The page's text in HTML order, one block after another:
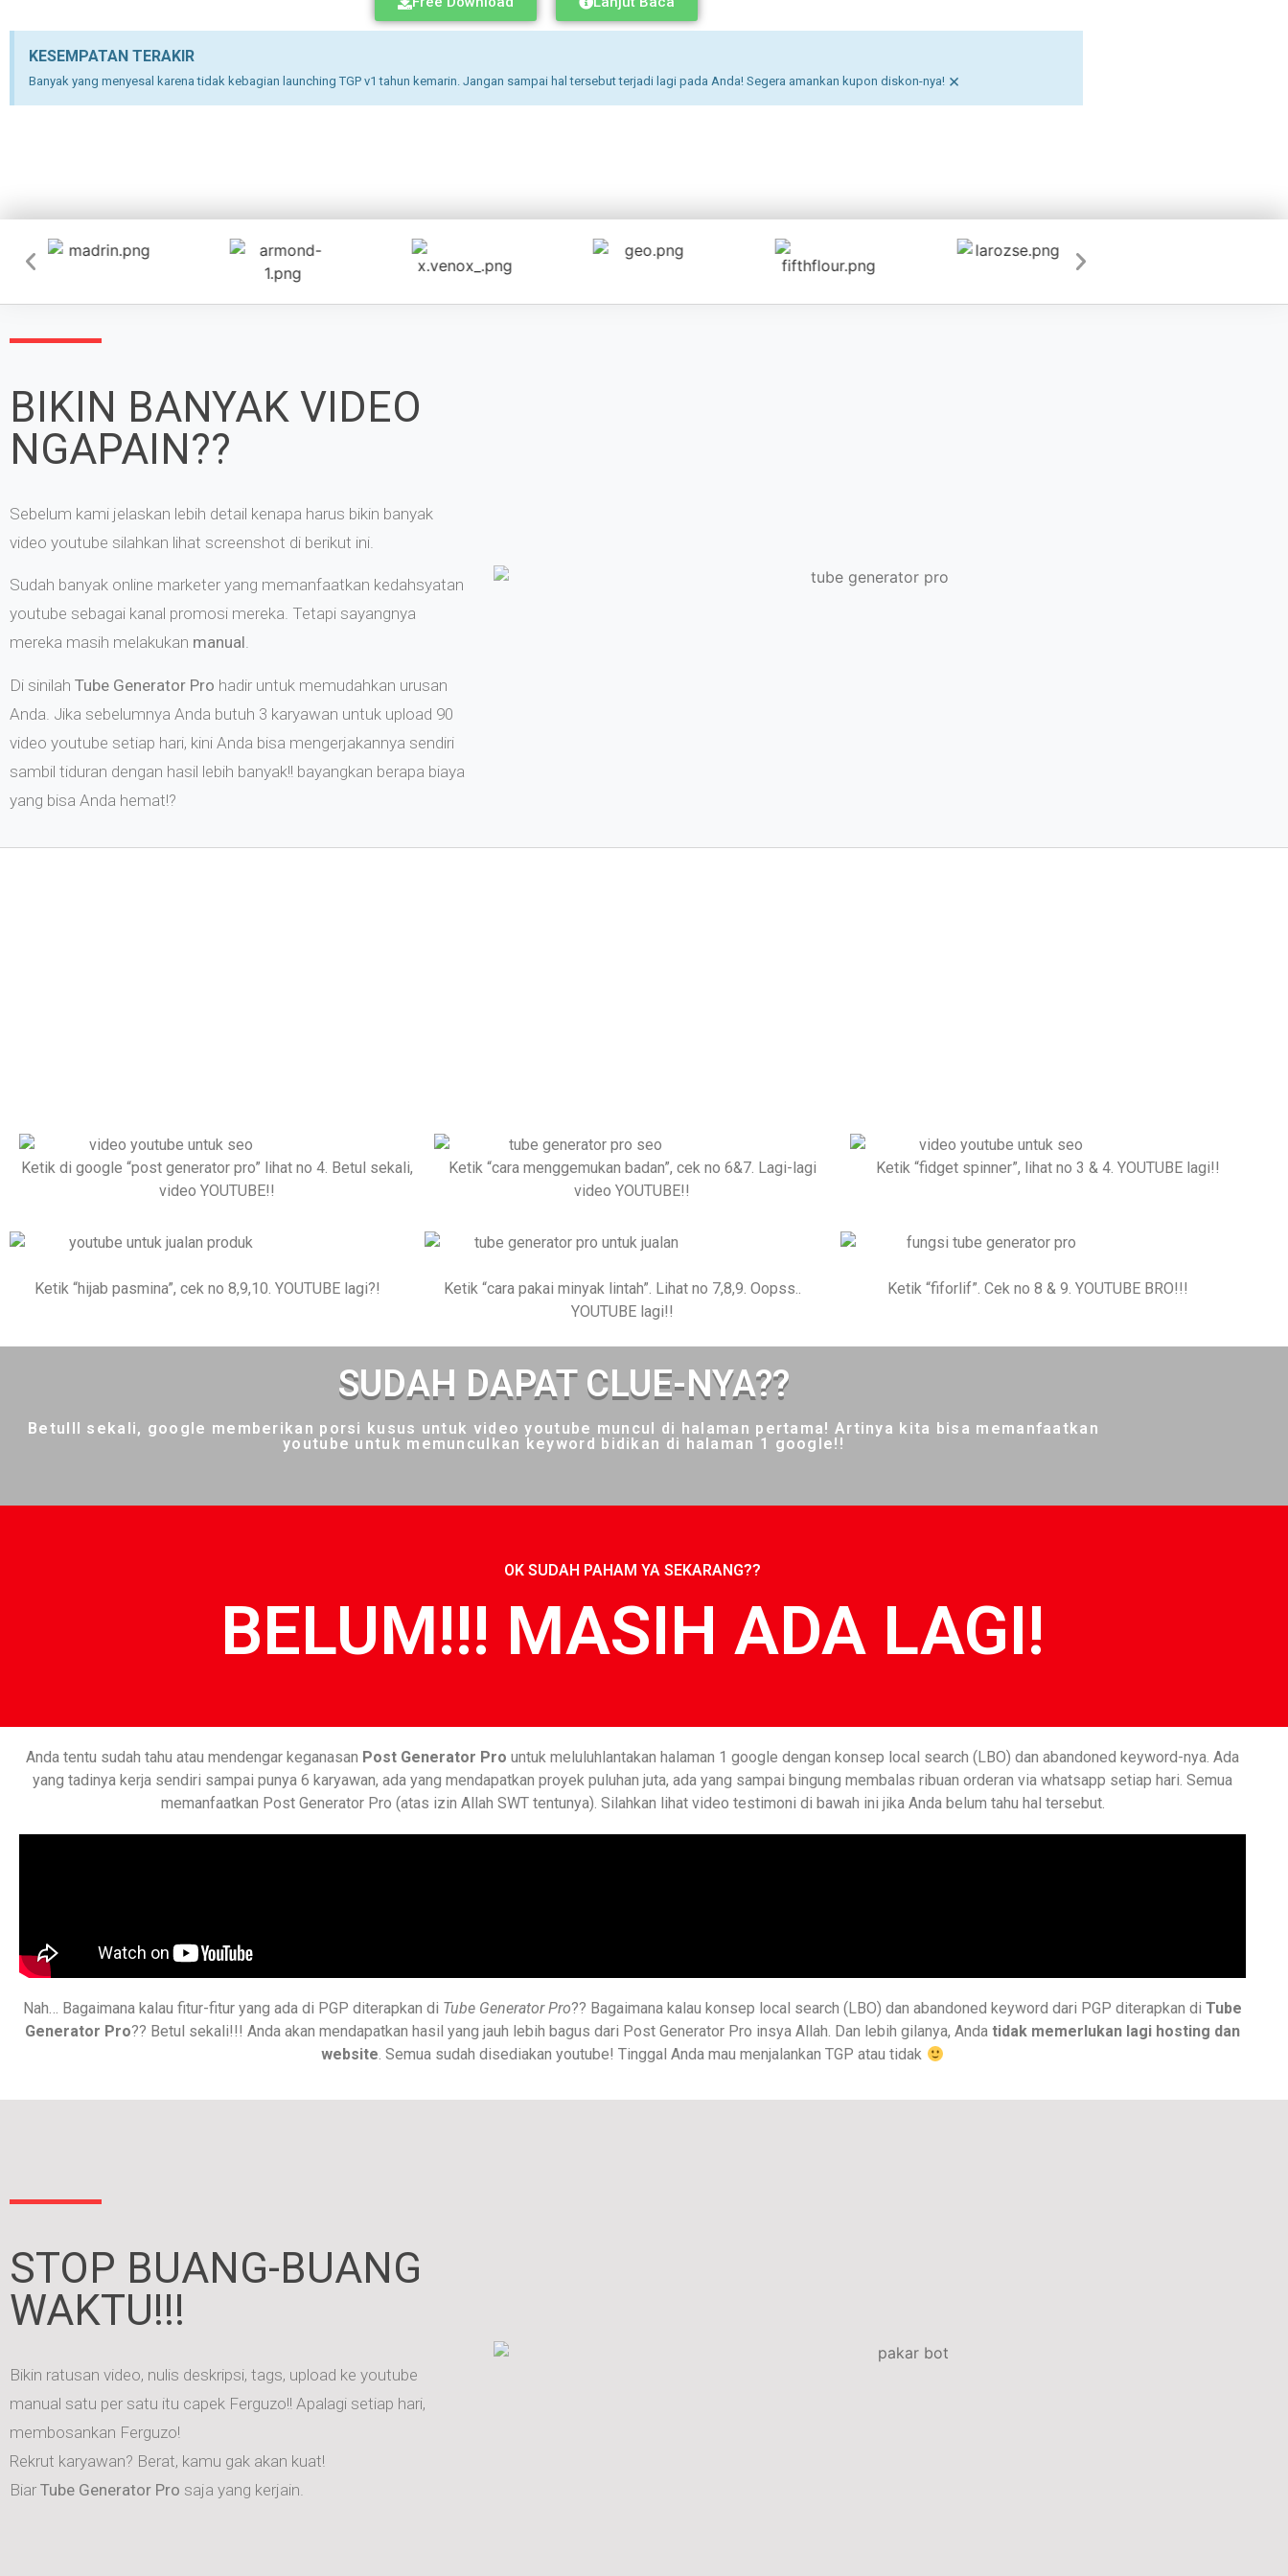
KESEMPATAN TERAKIR
Banyak yang menyesal karena tidak kebagian launching TGP v1 tahun kemarin. Jangan sampai hal tersebut terjadi lagi pada Anda! Segera amankan kupon diskon-nya! ×
BIKIN BANYAK VIDEO
NGAPAIN??
Sebelum kami jelaskan lebih detail kenapa harus bikin banyak
video youtube silahkan lihat screenshot di berikut ini.
Sudah banyak online marketer yang memanfaatkan kedahsyatan
youtube sebagai kanal promosi mereka. Tetapi sayangnya
mereka masih melakukan manual.
Di sinilah Tube Generator Pro hadir untuk memudahkan urusan
Anda. Jika sebelumnya Anda butuh 3 karyawan untuk upload 90
video youtube setiap hari, kini Anda bisa mengerjakannya sendiri
sambil tiduran dengan hasil lebih banyak!! bayangkan berapa biaya
yang bisa Anda hemat!?
Ketik di google “post generator pro” lihat no 4. Betul sekali,
video YOUTUBE!!
Ketik “cara menggemukan badan”, cek no 6&7. Lagi-lagi
video YOUTUBE!!
Ketik “fidget spinner”, lihat no 3 & 4. YOUTUBE lagi!!
Ketik “hijab pasmina”, cek no 8,9,10. YOUTUBE lagi?!
Ketik “cara pakai minyak lintah”. Lihat no 7,8,9. Oopss..
YOUTUBE lagi!!
Ketik “fiforlif”. Cek no 8 & 9. YOUTUBE BRO!!!
SUDAH DAPAT CLUE-NYA??
Betulll sekali, google memberikan porsi kusus untuk video youtube muncul di halaman pertama! Artinya kita bisa memanfaatkan
youtube untuk memunculkan keyword bidikan di halaman 1 google!!
OK SUDAH PAHAM YA SEKARANG??
BELUM!!! MASIH ADA LAGI!
Anda tentu sudah tahu atau mendengar keganasan Post Generator Pro untuk meluluhlantakan halaman 1 google dengan konsep local search (LBO) dan abandoned keyword-nya. Ada
yang tadinya kerja sendiri sampai punya 6 karyawan, ada yang mendapatkan proyek puluhan juta, ada yang sampai bingung membalas ribuan orderan via whatsapp setiap hari. Semua
memanfaatkan Post Generator Pro (atas izin Allah SWT tentunya). Silahkan lihat video testimoni di bawah ini jika Anda belum tahu hal tersebut.
Nah… Bagaimana kalau fitur-fitur yang ada di PGP diterapkan di Tube Generator Pro?? Bagaimana kalau konsep local search (LBO) dan abandoned keyword dari PGP diterapkan di Tube
Generator Pro?? Betul sekali!!! Anda akan mendapatkan hasil yang jauh lebih bagus dari Post Generator Pro insya Allah. Dan lebih gilanya, Anda tidak memerlukan lagi hosting dan
website. Semua sudah disediakan youtube! Tinggal Anda mau menjalankan TGP atau tidak
STOP BUANG-BUANG
WAKTU!!!
Bikin ratusan video, nulis deskripsi, tags, upload ke youtube
manual satu per satu itu capek Ferguzo!! Apalagi setiap hari,
membosankan Ferguzo!
Rekrut karyawan? Berat, kamu gak akan kuat!
Biar Tube Generator Pro saja yang kerjain.